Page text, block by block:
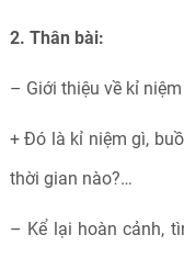
2. Thân bài:
– Giới thiệu về kỉ
+ Đó là kỉ niệm gì,
thời gian nào?…
– Kể lại hoàn cảnh,